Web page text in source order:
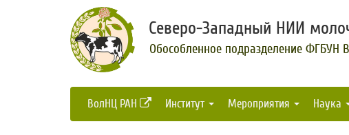
Северо-Западный НИИ
Обособленное подразделение ФГБУН
ВолНЦ РАН Институт Мероприятия Наука